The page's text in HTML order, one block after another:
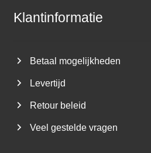
Klantinformatie
Betaal mogelijkheden
Levertijd
Retour beleid
Veel gestelde vragen